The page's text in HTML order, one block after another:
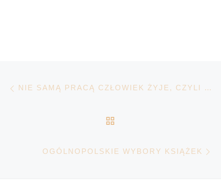
Nawigacja wpisu NIE SAMĄ PRACĄ CZŁOWIEK ŻYJE, CZYLI HISTORIA PEWNEJ SUKIENKI ;)
OGÓLNOPOLSKIE WYBORY KSIĄŻEK